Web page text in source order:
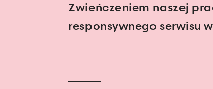
Zwieńczeniem naszej
responsywnego serwisu